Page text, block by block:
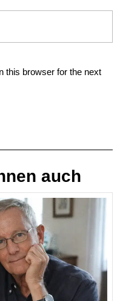
this browser for the next
auch